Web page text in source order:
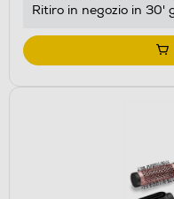
Ritiro in negozio in 30'